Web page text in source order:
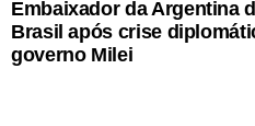
Embaixador da Argentina
Brasil após crise
governo Milei